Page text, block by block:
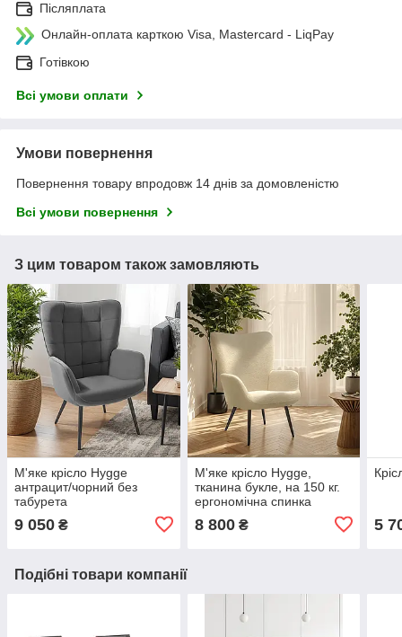
Післяплата
Онлайн-оплата карткою Visa, Mastercard - LiqPay
Готівкою
Всі умови оплати
Умови повернення
Повернення товару впродовж 14 днів за домовленістю
Всі умови повернення
З цим товаром також замовляють
М'яке крісло Hygge
антрацит/чорний без
табурета
9 050 ₴
М'яке крісло Hygge,
тканина букле, на 150 кг.
ергономічна спинка
8 800₴ 5
Подібні товари компанії